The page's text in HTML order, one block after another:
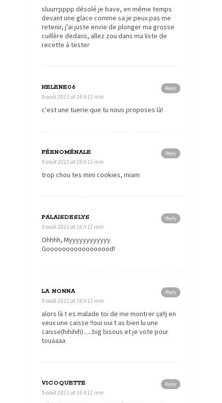
sluurrpppp désolé je bave, en même temps
devant une glace comme sa je peux pas me
retenir, j'ai juste envie de plonger ma grosse
cuillère dedans, allez zou dans ma liste de
recette à tester
Reply
HELENE06
9 août 2011 at 16 h 11 min
c'est une tuerie que tu nous proposes là!
Reply
FÉENOMÉNALE
9 août 2011 at 16 h 11 min
trop chou tes mini cookies, miam
Reply
PALAISDESLYS
9 août 2011 at 16 h 11 min
Ohhhh, Myyyyyyyyyyyy
Gooooooooooooooood!
Reply
LA NONNA
9 août 2011 at 16 h 11 min
alors là t es malade toi de me montrer ça!!j en
veux une caisse !!oui oui t as bien lu une
caisse(hihihih)......big bisous et je vote pour
touaaaa
Reply
VICOQUETTE
9 août 2011 at 16 h 11 min